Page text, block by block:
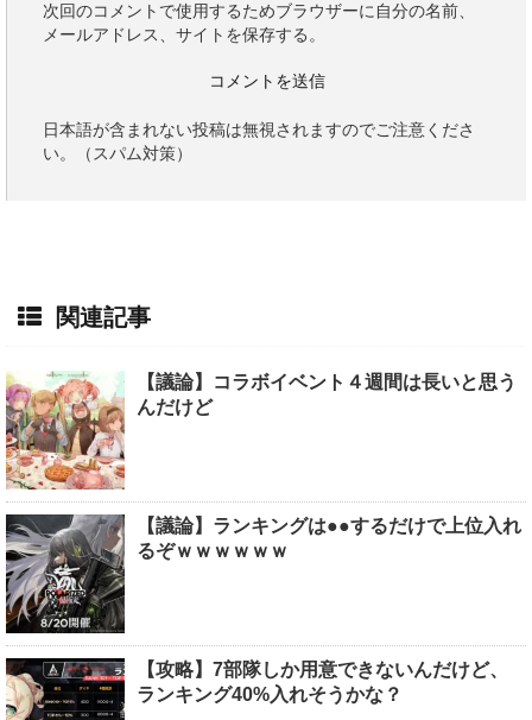
次回のコメントで使用するためブラウザーに自分の名前、
メールアドレス、サイトを保存する。
日本語が含まれない投稿は無視されますのでご注意くださ
い。（スパム対策）
関連記事
【議論】コラボイベント４週間は長いと思う
んだけど
【議論】ランキングは●●するだけで上位入れ
るぞｗｗｗｗｗｗ
【攻略】7部隊しか用意できないんだけど、
ランキング40%入れそうかな？